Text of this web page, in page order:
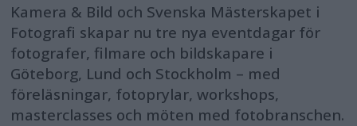
Kamera & Bild och Svenska Mästerskapet i
Fotografi skapar nu tre nya eventdagar för
fotografer, filmare och bildskapare i
Göteborg, Lund och Stockholm – med
föreläsningar, fotoprylar, workshops,
masterclasses och möten med fotobranschen.